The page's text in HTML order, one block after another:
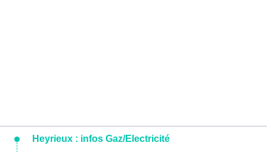
Heyrieux : infos Gaz/Electricité